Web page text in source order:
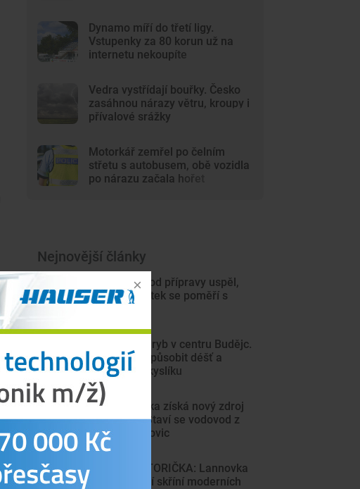
Dynamo míří do třetí ligy.
Vstupenky za 80 korun už na
internetu nekoupíte
Vedra vystřídají bouřky. Česko
zasáhnou nárazy větru, kroupy i
přívalové srážky
Motorkář zemřel po čelním
střetu s autobusem, obě vozidla
po nárazu začala hořet
Nejnovější články
Motor na úvod přípravy uspěl,
hned ve čtvrtek se poměří s
Sto mrtvých ryb v centru Budějc.
Úhyn mohl způsobit déšť a
nedostatek kyslíku
Sever Písecka získá nový zdroj
pitné vody. Staví se vodovod z
Krsic do Mirovic
DRBNA HISTORIČKA: Lannovka
byla výkladní skříní moderních